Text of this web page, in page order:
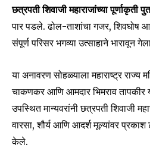
छत्रपती शिवाजी महाराजांच्या पूर्णाकृती
पार पडले. ढोल-ताशांचा गजर, शिवघोष
संपूर्ण परिसर भगव्या उत्साहाने भारावून
या अनावरण सोहळ्याला महाराष्ट्र राज्य
चाकणकर आणि आमदार भिमराव तापकीर
उपस्थित मान्यवरांनी छत्रपती शिवाजी
वारसा, शौर्य आणि आदर्श मूल्यांवर प्रकाश
केले.